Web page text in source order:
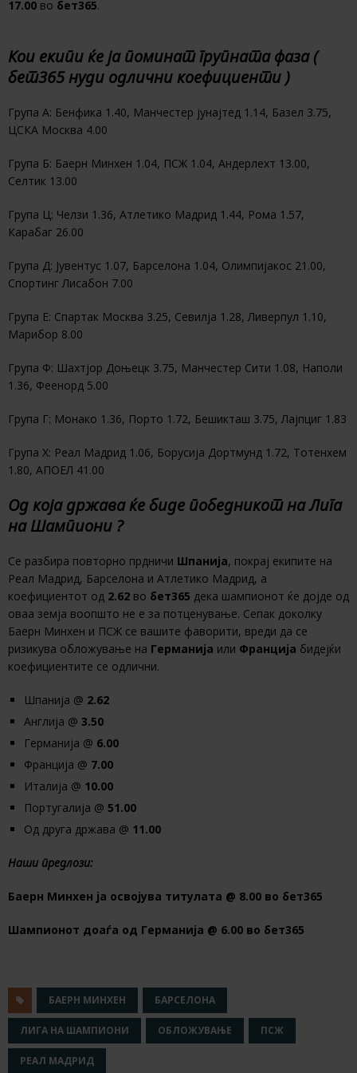
17.00 во бет365.
Кои екипи ќе ја поминат групната фаза (
бет365 нуди одлични коефициенти )
Група А: Бенфика 1.40, Манчестер јунајтед 1.14, Базел 3.75,
ЦСКА Москва 4.00
Група Б: Баерн Минхен 1.04, ПСЖ 1.04, Андерлехт 13.00,
Селтик 13.00
Група Ц: Челзи 1.36, Атлетико Мадрид 1.44, Рома 1.57,
Карабаг 26.00
Група Д: Јувентус 1.07, Барселона 1.04, Олимпијакос 21.00,
Спортинг Лисабон 7.00
Група Е: Спартак Москва 3.25, Севилја 1.28, Ливерпул 1.10,
Марибор 8.00
Група Ф: Шахтјор Доњецк 3.75, Манчестер Сити 1.08, Наполи
1.36, Феенорд 5.00
Група Г: Монако 1.36, Порто 1.72, Бешикташ 3.75, Лајпциг 1.83
Група Х: Реал Мадрид 1.06, Борусија Дортмунд 1.72, Тотенхем
1.80, АПОЕЛ 41.00
Од која држава ќе биде победникот на Лига
на Шампиони ?
Се разбира повторно прдничи Шпанија, покрај екипите на
Реал Мадрид, Барселона и Атлетико Мадрид, а
коефициентот од 2.62 во бет365 дека шампионот ќе дојде од
оваа земја воопшто не е за потценување. Сепак доколку
Баерн Минхен и ПСЖ се вашите фаворити, вреди да се
ризикува обложување на Германија или Франција бидејќи
коефициентите се одлични.
Шпанија @ 2.62
Англија @ 3.50
Германија @ 6.00
Франција @ 7.00
Италија @ 10.00
Португалија @ 51.00
Од друга држава @ 11.00
Наши предлози:
Баерн Минхен ја освојува титулата @ 8.00 во бет365
Шампионот доаѓа од Германија @ 6.00 во бет365
БАЕРН МИНХЕН БАРСЕЛОНА
ЛИГА НА ШАМПИОНИ ОБЛОЖУВАЊЕ ПСЖ
РЕАЛ МАДРИД